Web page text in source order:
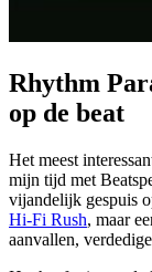
Rhythm
op de beat
Het meest
mijn tijd met
vijandelijk gespuis
Hi-Fi Rush, maar
aanvallen,